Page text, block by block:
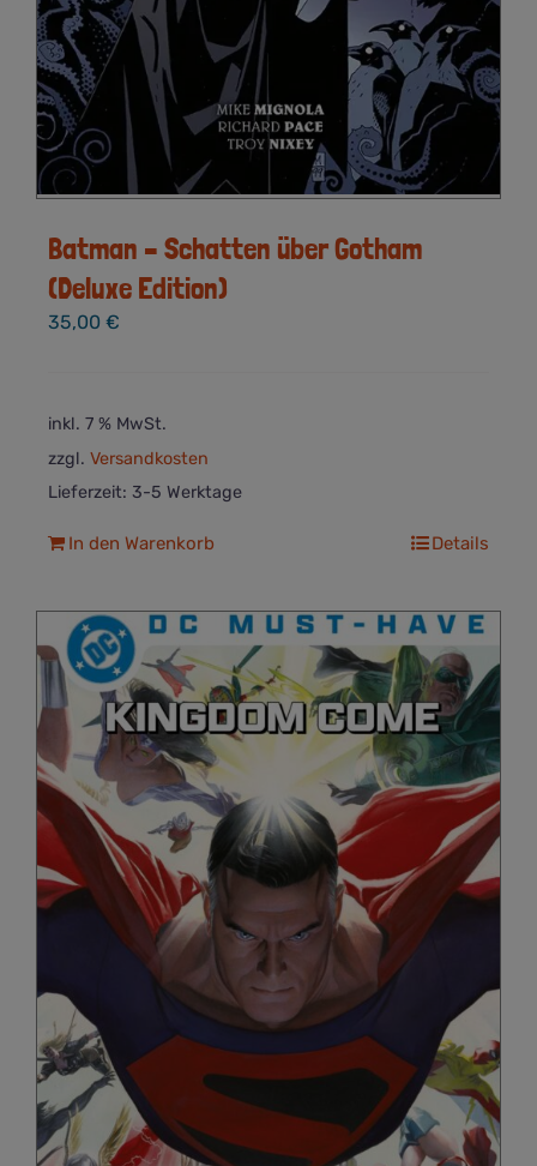
Batman – Schatten über Gotham
(Deluxe Edition)
35,00 €
inkl. 7 % MwSt.
zzgl. Versandkosten
Lieferzeit: 3-5 Werktage
In den Warenkorb Details